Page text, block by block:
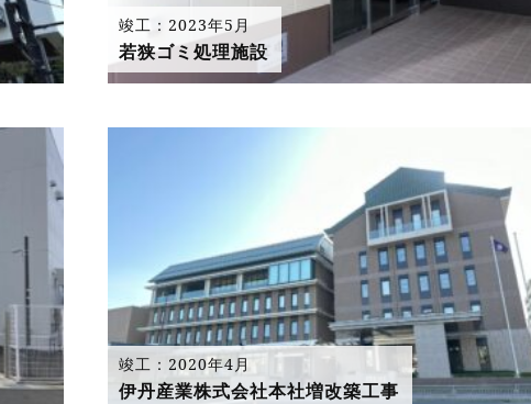
竣工：2023年5月
若狭ゴミ処理施設
竣工：2020年4月
伊丹産業株式会社本社増改築工事